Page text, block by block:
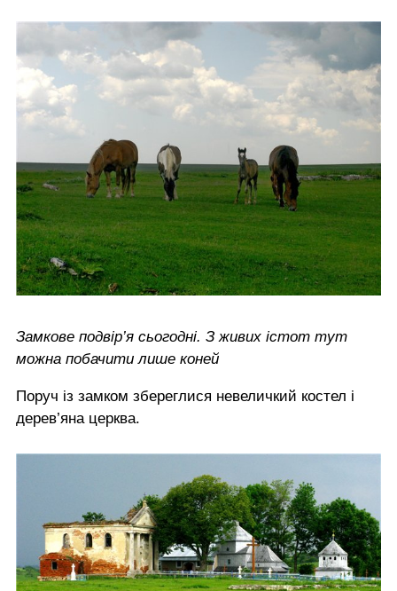
Замкове подвір’я сьогодні. З живих істот тут
можна побачити лише коней
Поруч із замком збереглися невеличкий костел і
дерев’яна церква.